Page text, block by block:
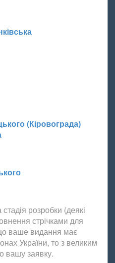
(Кіровограда)
розробки (деякі
стрічками для
ваше видання має
України, то з великим
вашу заявку.